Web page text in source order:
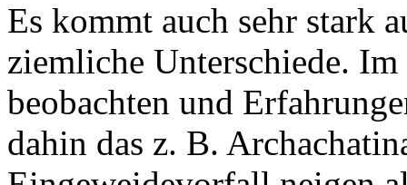
Es kommt auch sehr stark
ziemliche Unterschiede.
beobachten und
dahin das z. B.